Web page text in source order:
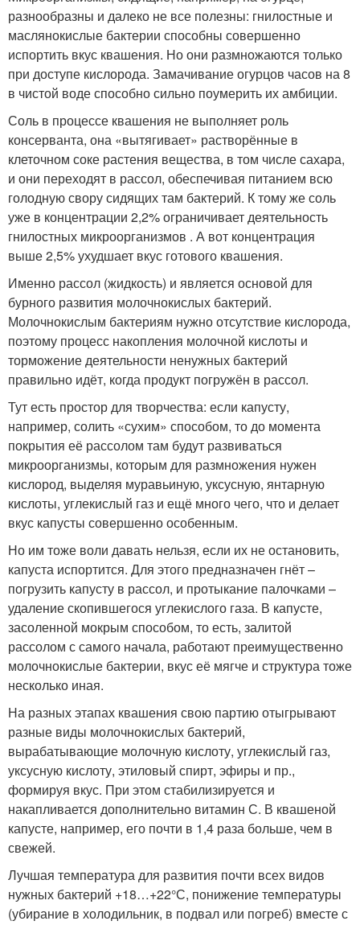
разнообразны и далеко не все полезны: гнилостные и
маслянокислые бактерии способны совершенно
испортить вкус квашения. Но они размножаются только
при доступе кислорода. Замачивание огурцов часов на 8
в чистой воде способно сильно поумерить их амбиции.
Соль в процессе квашения не выполняет роль
консерванта, она «вытягивает» растворённые в
клеточном соке растения вещества, в том числе сахара,
и они переходят в рассол, обеспечивая питанием всю
голодную свору сидящих там бактерий. К тому же соль
уже в концентрации 2,2% ограничивает деятельность
гнилостных микроорганизмов . А вот концентрация
выше 2,5% ухудшает вкус готового квашения.
Именно рассол (жидкость) и является основой для
бурного развития молочнокислых бактерий.
Молочнокислым бактериям нужно отсутствие кислорода,
поэтому процесс накопления молочной кислоты и
торможение деятельности ненужных бактерий
правильно идёт, когда продукт погружён в рассол.
Тут есть простор для творчества: если капусту,
например, солить «сухим» способом, то до момента
покрытия её рассолом там будут развиваться
микроорганизмы, которым для размножения нужен
кислород, выделяя муравьиную, уксусную, янтарную
кислоты, углекислый газ и ещё много чего, что и делает
вкус капусты совершенно особенным.
Но им тоже воли давать нельзя, если их не остановить,
капуста испортится. Для этого предназначен гнёт –
погрузить капусту в рассол, и протыкание палочками –
удаление скопившегося углекислого газа. В капусте,
засоленной мокрым способом, то есть, залитой
рассолом с самого начала, работают преимущественно
молочнокислые бактерии, вкус её мягче и структура тоже
несколько иная.
На разных этапах квашения свою партию отыгрывают
разные виды молочнокислых бактерий,
вырабатывающие молочную кислоту, углекислый газ,
уксусную кислоту, этиловый спирт, эфиры и пр.,
формируя вкус. При этом стабилизируется и
накапливается дополнительно витамин С. В квашеной
капусте, например, его почти в 1,4 раза больше, чем в
свежей.
Лучшая температура для развития почти всех видов
нужных бактерий +18…+22°С, понижение температуры
(убирание в холодильник, в подвал или погреб) вместе с